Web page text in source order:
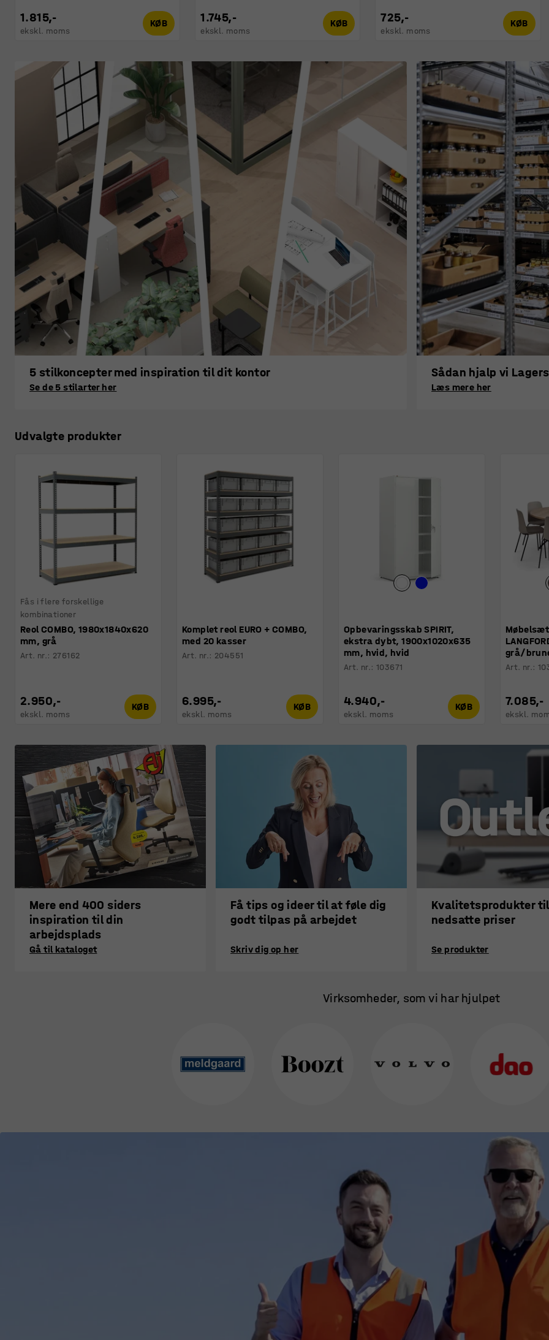
1.815,-
ekskl. moms
KØB 1.745,-
ekskl. moms
KØB 725,-
ekskl. moms
KØB
5 stilkoncepter med inspiration til dit kontor
Se de 5 stilarter her
Sådan hjalp vi
Læs mere her
Udvalgte produkter
Fås i flere forskellige
kombinationer
Reol COMBO, 1980x1840x620
mm, grå
Art. nr.: 276162
2.950,-
ekskl. moms
KØB
Komplet reol EURO + COMBO,
med 20 kasser
Art. nr.: 204551
6.995,-
ekskl. moms
KØB
Opbevaringsskab SPIRIT,
ekstra dybt, 1900x1020x635
mm, hvid, hvid
Art. nr.:103671
4.940,-
ekskl. moms
KØB
Møbelsæt
grå/
Art. nr.:
7.085,-
ekskl.
Mere end 400 siders
inspiration til din
arbejdsplads
Gå til kataloget
Få tips og ideer til at føle dig
godt tilpas på arbejdet
Skriv dig op her
Kvalitetsprodukter til
nedsatte priser
Se produkter
Virksomheder, som vi har hjulpet